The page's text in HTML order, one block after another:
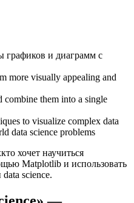
графиков и диаграмм с
more visually appealing and
them into a single
to visualize complex data
data science problems
хочет научиться
Matplotlib и использовать
science.​